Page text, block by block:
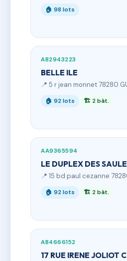
🏠 98 lots
AB2943223
BELLE ILE
📍 5 r jean monnet 78280
🏠 92 lots 🏗 2 bât.
AA9365594
LE DUPLEX DES
📍 15 bd paul cezanne
🏠 92 lots 🏗 2 bât.
AB4666152
17 RUE IRENE JOLIOT